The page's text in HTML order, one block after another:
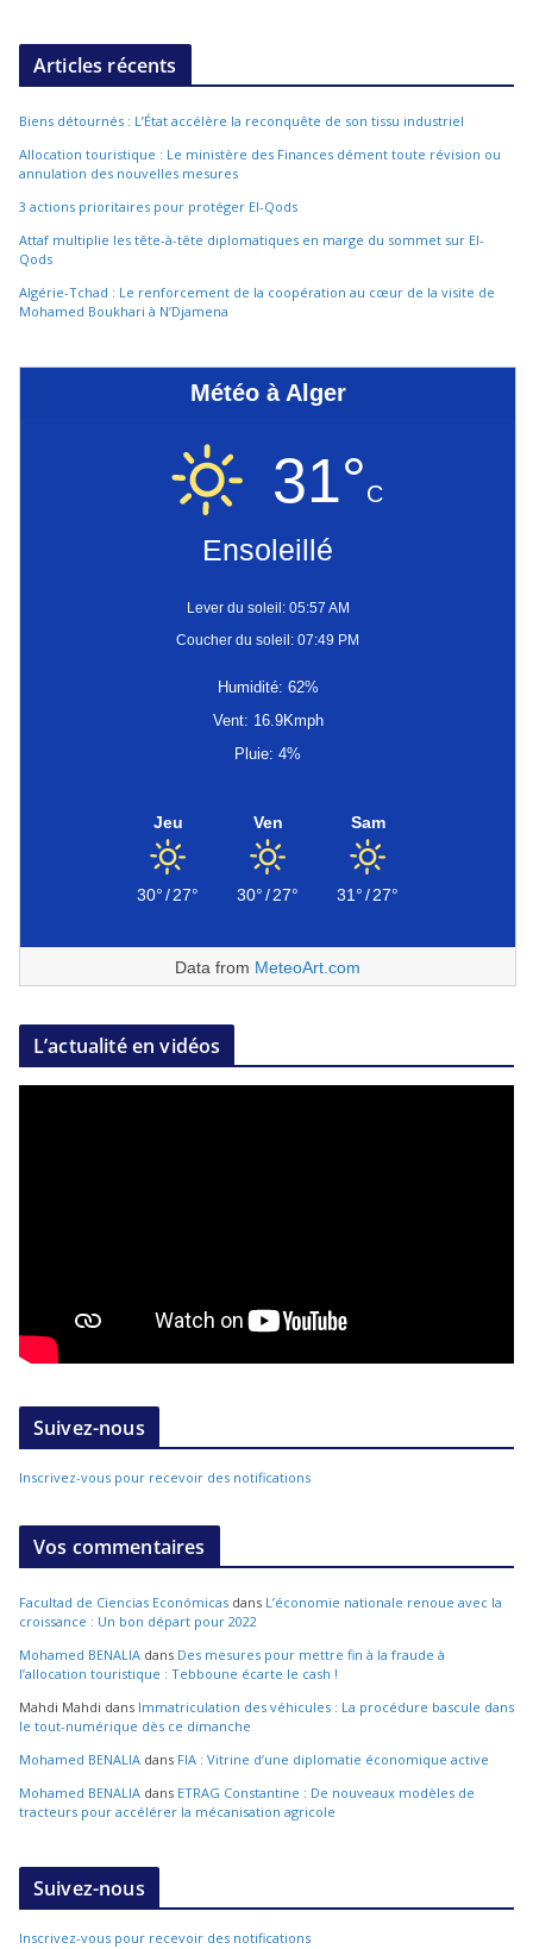
Articles récents
Biens détournés : L’État accélère la reconquête de son tissu industriel
Allocation touristique : Le ministère des Finances dément toute révision ou
annulation des nouvelles mesures
3 actions prioritaires pour protéger El-Qods
Attaf multiplie les tête-à-tête diplomatiques en marge du sommet sur El-
Qods
Algérie-Tchad : Le renforcement de la coopération au cœur de la visite de
Mohamed Boukhari à N’Djamena
Météo à Alger
31°C
Ensoleillé
Lever du soleil: 05:57 AM
Coucher du soleil: 07:49 PM
Humidité: 62%
Vent: 16.9Kmph
Pluie: 4%
Jeu
30°/27°
Ven
30°/27°
Sam
31°/27°
Data from MeteoArt.com
L’actualité en vidéos
Suivez-nous
Inscrivez-vous pour recevoir des notifications
Vos commentaires
Facultad de Ciencias Económicas dans L’économie nationale renoue avec la
croissance : Un bon départ pour 2022
Mohamed BENALIA dans Des mesures pour mettre fin à la fraude à
l’allocation touristique : Tebboune écarte le cash !
Mahdi Mahdi dans Immatriculation des véhicules : La procédure bascule dans
le tout-numérique dès ce dimanche
Mohamed BENALIA dans FIA : Vitrine d’une diplomatie économique active
Mohamed BENALIA dans ETRAG Constantine : De nouveaux modèles de
tracteurs pour accélérer la mécanisation agricole
Suivez-nous
Inscrivez-vous pour recevoir des notifications